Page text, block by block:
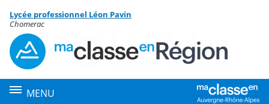
Menu de la rubrique
Contenu
Lycée professionnel Léon Pavin
Chomerac
MENU